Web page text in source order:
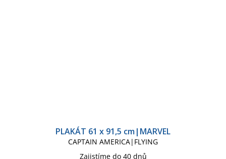
PLAKÁT 61 x 91,5 cm|MARVEL
CAPTAIN AMERICA|FLYING
Zajistíme do 40 dnů